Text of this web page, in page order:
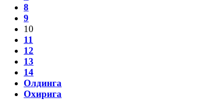
8
9
10
11
12
13
14
Олдинга
Охирига